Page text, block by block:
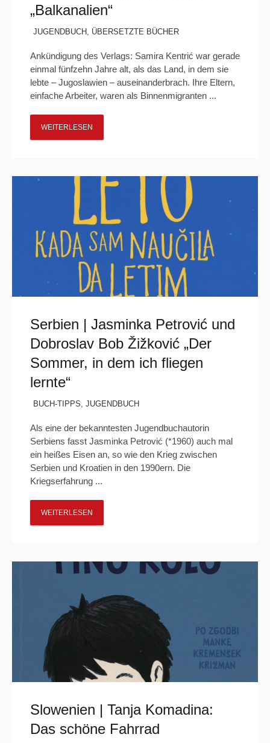
„Balkanalien“
JUGENDBUCH , ÜBERSETZTE BÜCHER
Ankündigung des Verlags: Samira Kentrić war gerade
einmal fünfzehn Jahre alt, als das Land, in dem sie
lebte – Jugoslawien – auseinanderbrach. Ihre Eltern,
einfache Arbeiter, waren als Binnenmigranten ...
WEITERLESEN
Serbien | Jasminka Petrović und
Dobroslav Bob Žižković „Der
Sommer, in dem ich fliegen
lernte“
BUCH-TIPPS, JUGENDBUCH
Als eine der bekanntesten Jugendbuchautorin
Serbiens fasst Jasminka Petrović (*1960) auch mal
ein heißes Eisen an, so wie den Krieg zwischen
Serbien und Kroatien in den 1990ern. Die
Kriegserfahrung ...
WEITERLESEN
Slowenien | Tanja Komadina:
Das schöne Fahrrad